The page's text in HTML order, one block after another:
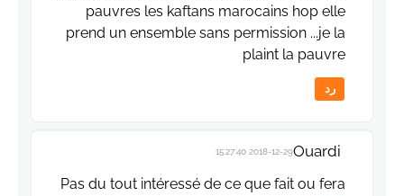
pauvres les kaftans marocains hop elle
prend un ensemble sans permission ...je la
plaint la pauvre
رد
Ouardi
2018-12-29 15:27:40
Pas du tout intéressé de ce que fait ou fera